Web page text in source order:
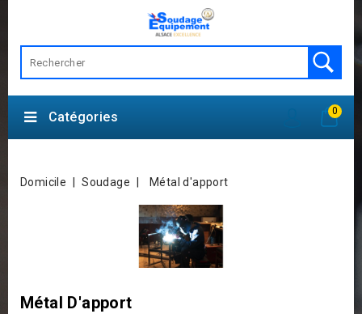
0
Catégories
Domicile Soudage Métal d'apport
Métal D'apport